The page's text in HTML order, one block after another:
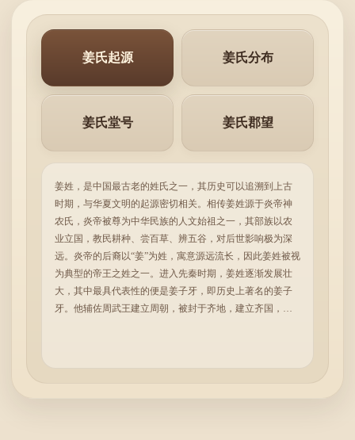
姜氏起源 姜氏分布
姜氏堂号 姜氏郡望
姜姓，是中国最古老的姓氏之一，其历史可以追溯到上古
时期，与华夏文明的起源密切相关。相传姜姓源于炎帝神
农氏，炎帝被尊为中华民族的人文始祖之一，其部族以农
业立国，教民耕种、尝百草、辨五谷，对后世影响极为深
远。炎帝的后裔以“姜”为姓，寓意源远流长，因此姜姓被视
为典型的帝王之姓之一。进入先秦时期，姜姓逐渐发展壮
大，其中最具代表性的便是姜子牙，即历史上著名的姜子
牙。他辅佐周武王建立周朝，被封于齐地，建立齐国，史